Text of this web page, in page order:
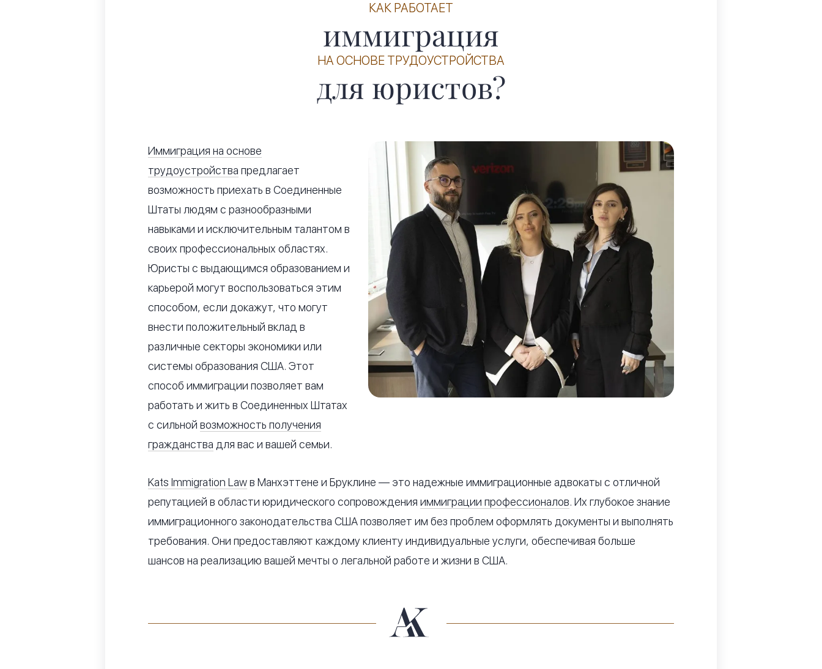
КАК РАБОТАЕТ
иммиграция
НА ОСНОВЕ ТРУДОУСТРОЙСТВА
для юристов?
Иммиграция на основе
трудоустройства предлагает
возможность приехать в Соединенные
Штаты людям с разнообразными
навыками и исключительным талантом в
своих профессиональных областях.
Юристы с выдающимся образованием и
карьерой могут воспользоваться этим
способом, если докажут, что могут
внести положительный вклад в
различные секторы экономики или
системы образования США. Этот
способ иммиграции позволяет вам
работать и жить в Соединенных Штатах
с сильной возможность получения
гражданства для вас и вашей семьи.
Kats Immigration Lawв Манхэттене и Бруклине — это надежные иммиграционные адвокаты с отличной
репутацией в области юридического сопровождения иммиграции профессионалов. Их глубокое знание
иммиграционного законодательства США позволяет им без проблем оформлять документы и выполнять
требования. Они предоставляют каждому клиенту индивидуальные услуги, обеспечивая больше
шансов на реализацию вашей мечты о легальной работе и жизни в США.